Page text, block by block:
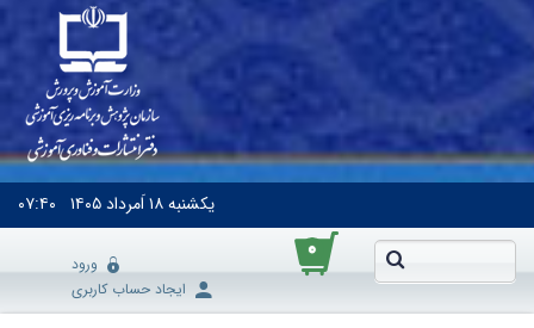
یکشنبه۱۸ اَمرداد ۱۴۰۵ ۰۷:۴۰
۰
ورود
ایجاد حساب کاربری